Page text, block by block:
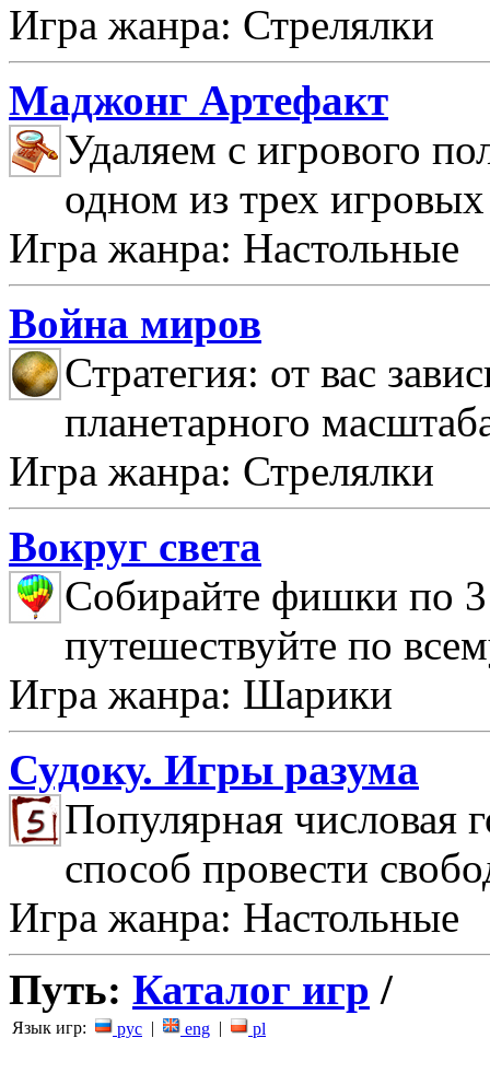
Игра жанра: Стрелялки
Маджонг Артефакт
Удаляем с игрового
одном из трех
Игра жанра: Настольные
Война миров
Стратегия: от вас
планетарного
Игра жанра: Стрелялки
Вокруг света
Собирайте фишки по
путешествуйте по
Игра жанра: Шарики
Судоку. Игры разума
Популярная числовая
способ провести
Игра жанра: Настольные
Путь: Каталог игр /
Язык игр: рус | eng | pl